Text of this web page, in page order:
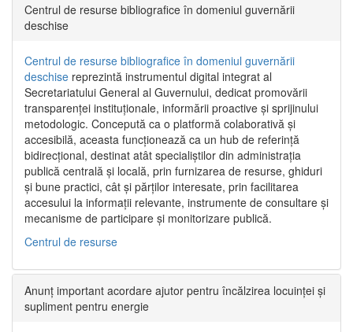
Centrul de resurse bibliografice în domeniul guvernării
deschise
Centrul de resurse bibliografice în domeniul guvernării
deschise reprezintă instrumentul digital integrat al
Secretariatului General al Guvernului, dedicat promovării
transparenței instituționale, informării proactive și sprijinului
metodologic. Concepută ca o platformă colaborativă și
accesibilă, aceasta funcționează ca un hub de referință
bidirecțional, destinat atât specialiștilor din administrația
publică centrală și locală, prin furnizarea de resurse, ghiduri
și bune practici, cât și părților interesate, prin facilitarea
accesului la informații relevante, instrumente de consultare și
mecanisme de participare și monitorizare publică.
Centrul de resurse
Anunț important acordare ajutor pentru încălzirea locuinței și
supliment pentru energie